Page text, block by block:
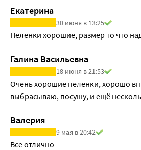
Екатерина
30 июня в 13:25
Пеленки хорошие, размер то что
Галина Васильевна
18 июня в 21:53
Очень хорошие пеленки, хорошо
выбрасываю, посушу, и ещё
Валерия
9 мая в 20:42
Все отлично